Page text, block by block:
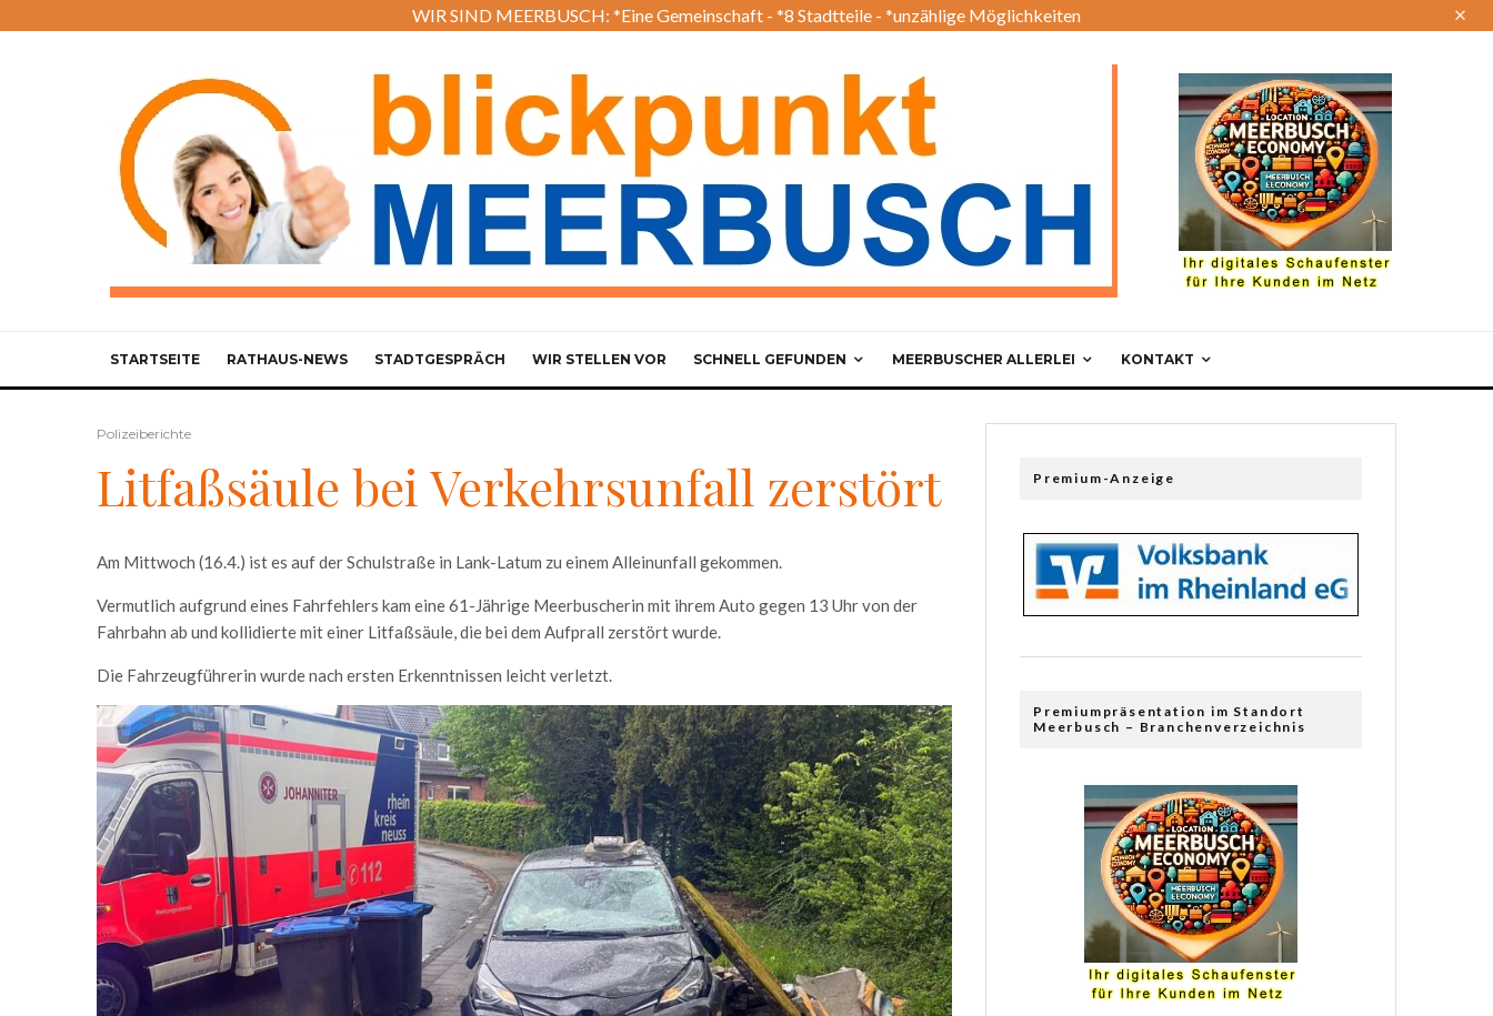
WIR SIND MEERBUSCH: *Eine Gemeinschaft - *8 Stadtteile - *unzählige Möglichkeiten
STARTSEITE RATHAUS-NEWS STADTGESPRÄCH WIR STELLEN VOR SCHNELL GEFUNDEN MEERBUSCHER ALLERLEI KONTAKT
Polizeiberichte
Litfaßsäule bei Verkehrsunfall zerstört
Am Mittwoch (16.4.) ist es auf der Schulstraße in Lank-Latum zu einem Alleinunfall gekommen.
Vermutlich aufgrund eines Fahrfehlers kam eine 61-Jährige Meerbuscherin mit ihrem Auto gegen 13 Uhr von der
Fahrbahn ab und kollidierte mit einer Litfaßsäule, die bei dem Aufprall zerstört wurde.
Die Fahrzeugführerin wurde nach ersten Erkenntnissen leicht verletzt.
Premium-Anzeige
Premiumpräsentation im Standort
Meerbusch – Branchenverzeichnis